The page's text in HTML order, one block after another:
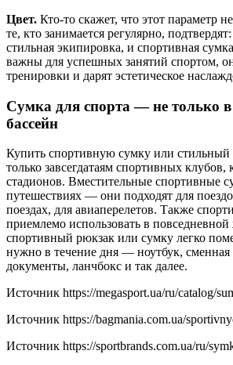
Цвет. Кто-то скажет, что этот параметр
те, кто занимается регулярно,
стильная экипировка, и спортивная
важны для успешных занятий спортом,
тренировки и дарят эстетическое
Сумка для спорта — не только
бассейн
Купить спортивную сумку или стильный
только завсегдатаям спортивных клубов,
стадионов. Вместительные спортивные
путешествиях — они подходят для
поездах, для авиаперелетов. Также
приемлемо использовать в
спортивный рюкзак или сумку легко
нужно в течение дня — ноутбук, сменная
документы, ланчбокс и так далее.
Источник https://megasport.ua/ru/catalog/
Источник https://bagmania.com.ua/
Источник https://sportbrands.com.ua/ru/